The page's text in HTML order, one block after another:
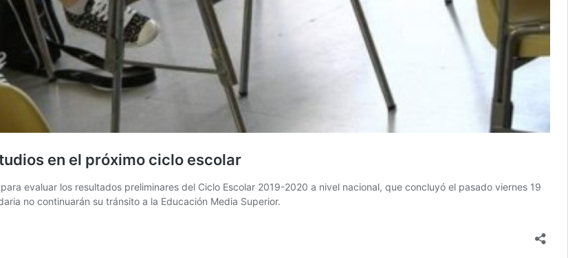
en el próximo ciclo escolar
evaluar los resultados preliminares del Ciclo Escolar 2019-2020 a nivel nacional, que concluyó el pasado viernes 19
no continuarán su tránsito a la Educación Media Superior.